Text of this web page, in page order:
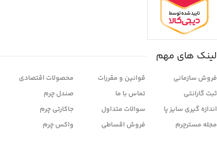
لینک های مهم
فروش سازمانی
ثبت گارانتی
اندازه گیری سایز پا
مجله مسترچرم
قوانین و مقررات
تماس با ما
سوالات متداول
فروش اقساطی
محصولات اقتصادی
صندل چرم
جاکارتی چرم
واکس چرم